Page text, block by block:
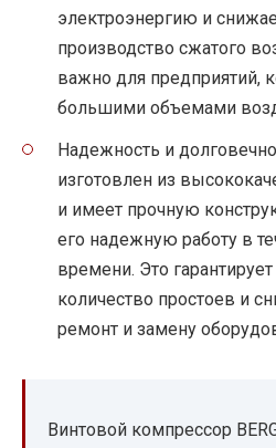
электроэнергию и
производство сжатого
важно для предприятий,
большими объемами
Надежность и
изготовлен из
и имеет прочную
его надежную работу в
времени. Это
количество простоев и
ремонт и замену
Винтовой компрессор